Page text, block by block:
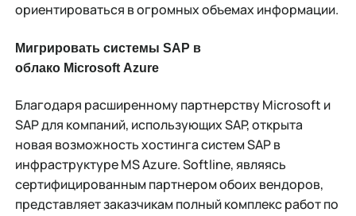
ориентироваться в огромных объемах информации.
Мигрировать системы SAP в
облако Microsoft Azure
Благодаря расширенному партнерству Microsoft и
SAP для компаний, использующих SAP, открыта
новая возможность хостинга систем SAP в
инфраструктуре MS Azure. Softline, являясь
сертифицированным партнером обоих вендоров,
представляет заказчикам полный комплекс работ по